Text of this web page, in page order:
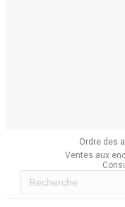
Ordre des
Ventes aux